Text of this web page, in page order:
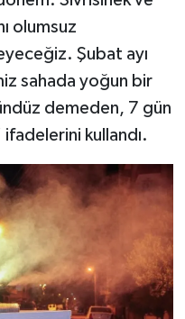
olumsuz
Şubat ayı
sahada yoğun bir
demeden, 7 gün
kullandı.